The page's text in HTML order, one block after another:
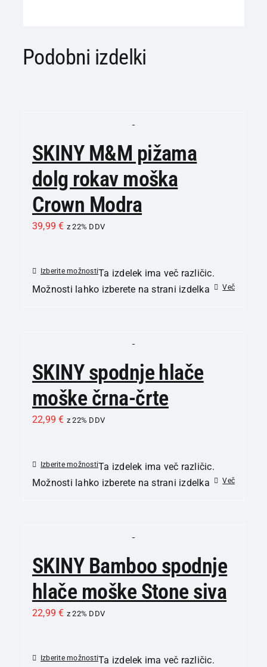
Podobni izdelki
SKINY M&M pižama
dolg rokav moška
Crown Modra
39,99€ z 22% DDV
Izberite možnostiTa izdelek ima več različic.
Možnosti lahko izberete na strani izdelka
Več
SKINY spodnje hlače
moške črna-črte
22,99€ z 22% DDV
Izberite možnostiTa izdelek ima več različic.
Možnosti lahko izberete na strani izdelka
Več
SKINY Bamboo spodnje
hlače moške Stone siva
22,99€ z 22% DDV
Izberite možnostiTa izdelek ima več različic.